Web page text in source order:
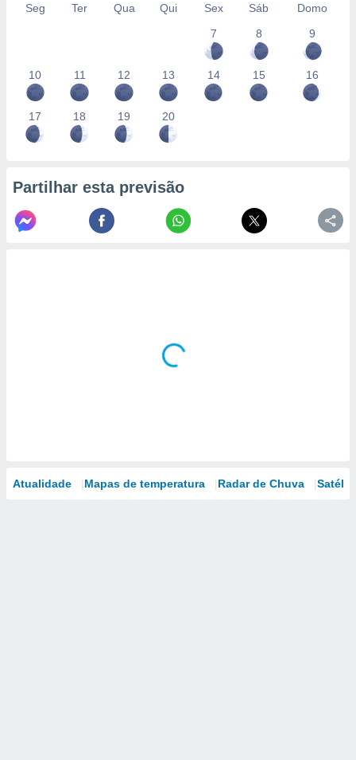
estudos
Seg Ter Qua Qui Sex Sáb
Domo
7
8 9
10 11 12 13 14 15 16
17 18 19 20
Partilhar esta previsão
Atualidade Mapas de temperatura Radar de Chuva